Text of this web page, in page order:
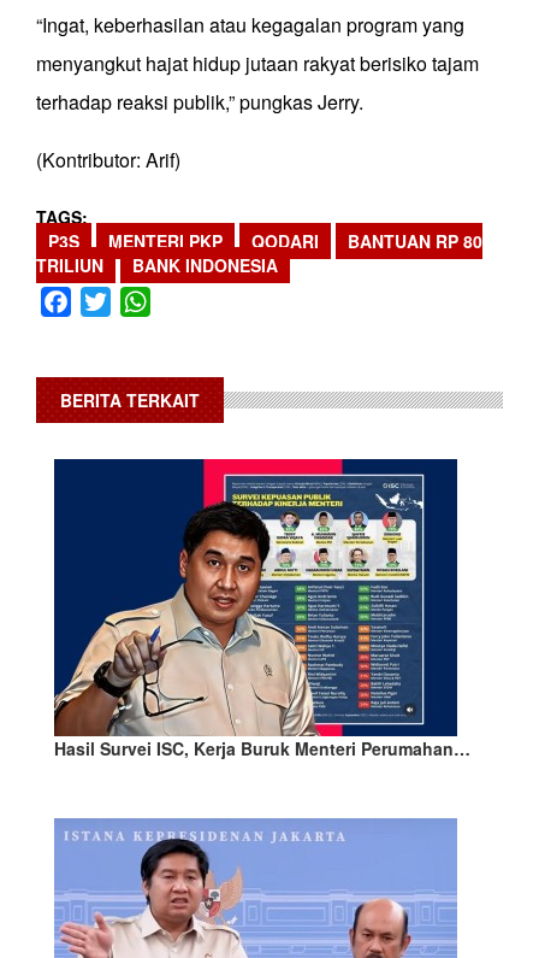
“Ingat, keberhasilan atau kegagalan program yang
menyangkut hajat hidup jutaan rakyat berisiko tajam
terhadap reaksi publik,” pungkas Jerry.
(Kontributor: Arif)
TAGS
P3S
MENTERI PKP QODARI
BANTUAN RP 80
TRILIUN
BANK INDONESIA
Facebook
Twitter
BERITA TERKAIT
Hasil Survei ISC, Kerja Buruk Menteri Perumahan…